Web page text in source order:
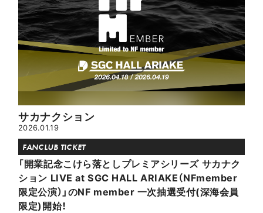
サカナクション
2026.01.19
FANCLUB TICKET
「開業記念こけら落としプレミアシリーズ サカナク
ション LIVE at SGC HALL ARIAKE（NFmember
限定公演）」のNF member 一次抽選受付(深海会員
限定)開始！